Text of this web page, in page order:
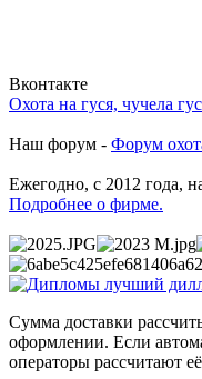
Вконтакте
Охота на гуся, чучела
Наш форум - Форум
Ежегодно, с 2012 года,
Подробнее о фирме.
Сумма доставки
оформлении. Если
операторы рассчитают